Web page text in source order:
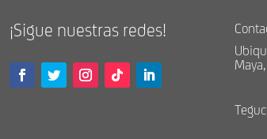
¡Sigue nuestras redes!